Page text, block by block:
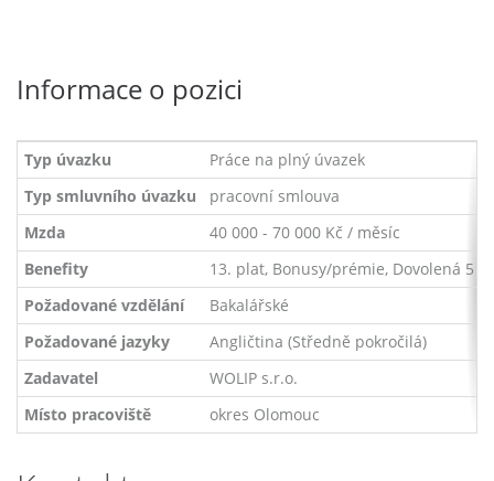
Informace o pozici
Typ úvazku
Práce na plný úvazek
Typ smluvního úvazku
pracovní smlouva
Mzda
40 000 - 70 000 Kč / měsíc
Benefity
13. plat, Bonusy/prémie, Dovolená 5
Požadované vzdělání
Bakalářské
Požadované jazyky
Angličtina (Středně pokročilá)
Zadavatel
WOLIP s.r.o.
Místo pracoviště
okres Olomouc